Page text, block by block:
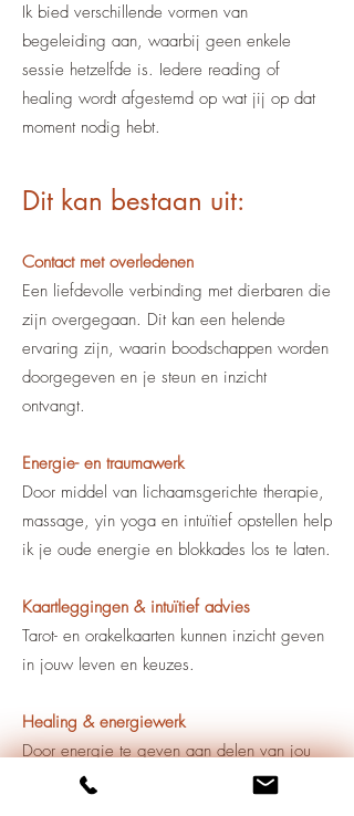
Ik bied verschillende vormen van
begeleiding aan, waarbij geen enkele
sessie hetzelfde is. Iedere reading of
healing wordt afgestemd op wat jij op dat
moment nodig hebt.
Dit kan bestaan uit:
Contact met overledenen
Een liefdevolle verbinding met dierbaren die
zijn overgegaan. Dit kan een helende
ervaring zijn, waarin boodschappen worden
doorgegeven en je steun en inzicht
ontvangt.
Energie- en traumawerk
Door middel van lichaamsgerichte therapie,
massage, yin yoga en intuïtief opstellen help
ik je oude energie en blokkades los te laten.
Kaartleggingen & intuïtief advies
Tarot- en orakelkaarten kunnen inzicht geven
in jouw leven en keuzes.
Healing & energiewerk
Door energie te geven aan delen van jou
die dit nodig hebben, kunnen al deze delen